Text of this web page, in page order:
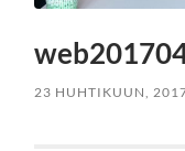
23 HUHTIKUUN,